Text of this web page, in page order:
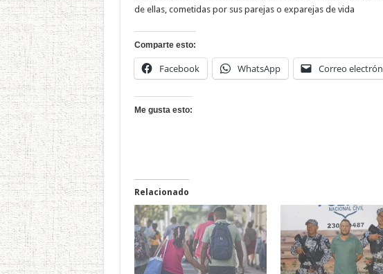
de ellas, cometidas por sus parejas o exparejas de vida
Comparte esto:
Facebook WhatsApp Correo
Me gusta esto:
Relacionado